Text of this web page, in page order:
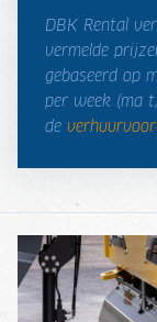
DBK Rental
vermelde
gebaseerd op
per week (ma
de